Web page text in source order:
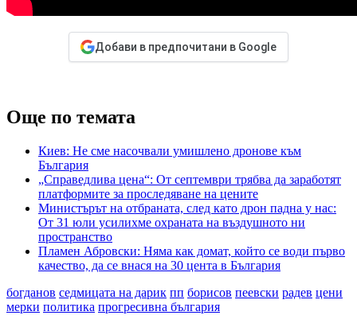
Добави в предпочитани в Google
Още по темата
Киев: Не сме насочвали умишлено дронове към
България
„Справедлива цена“: От септември трябва да заработят
платформите за проследяване на цените
Министърът на отбраната, след като дрон падна у нас:
От 31 юли усилихме охраната на въздушното ни
пространство
Пламен Абровски: Няма как домат, който се води първо
качество, да се внася на 30 цента в България
богданов седмицата на дарик пп борисов пеевски радев цени
мерки политика прогресивна българия